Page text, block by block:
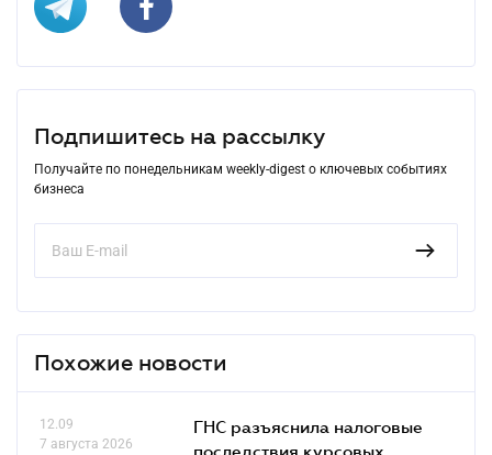
Подпишитесь на рассылку
Получайте по понедельникам weekly-digest о ключевых событиях
бизнеса
Похожие новости
12.09
7 августа 2026
ГНС разъяснила налоговые
последствия курсовых